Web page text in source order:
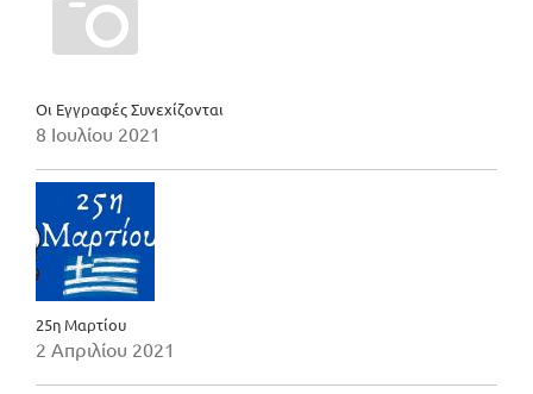
Οι Εγγραφές Συνεχίζονται
8 Ιουλίου 2021
25η Μαρτίου
2 Απριλίου 2021